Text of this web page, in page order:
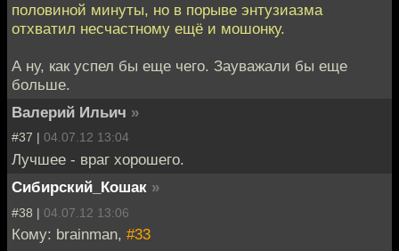
половиной минуты, но в порыве энтузиазма
отхватил несчастному ещё и мошонку.
А ну, как успел бы еще чего. Зауважали бы еще
больше.
Валерий Ильич »
#37 | 04.07.12 13:04
Лучшее - враг хорошего.
Сибирский_Кошак »
#38 | 04.07.12 13:06
Кому: brainman, #33